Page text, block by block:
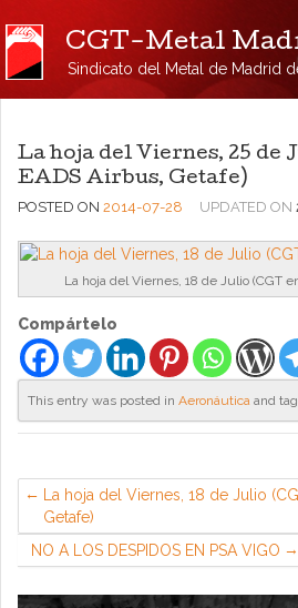
CGT-Metal
Sindicato del Metal de Madrid
La hoja del Viernes, 25 de
EADS Airbus, Getafe)
POSTED ON 2014-07-28 UPDATED ON
La hoja del Viernes, 18 de Julio (CGT
Compártelo
This entry was posted in Aeronáutica and
La hoja del Viernes, 18 de Julio
Getafe)
NO A LOS DESPIDOS EN PSA VIGO